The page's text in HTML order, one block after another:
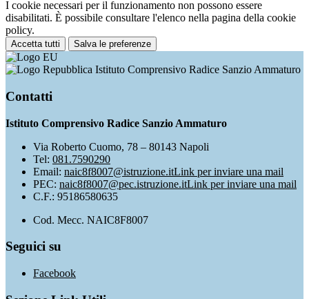
I cookie necessari per il funzionamento non possono essere
disabilitati. È possibile consultare l'elenco nella pagina della cookie
policy.
Accetta tutti Salva le preferenze
Istituto Comprensivo Radice Sanzio Ammaturo
Contatti
Istituto Comprensivo Radice Sanzio Ammaturo
Via Roberto Cuomo, 78 – 80143 Napoli
Tel: 081.7590290
Email: naic8f8007@istruzione.itLink per inviare una mail
PEC: naic8f8007@pec.istruzione.itLink per inviare una mail
C.F.: 95186580635
Cod. Mecc. NAIC8F8007
Seguici su
Facebook